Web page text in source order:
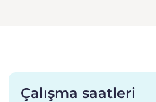
Çalışma saatleri